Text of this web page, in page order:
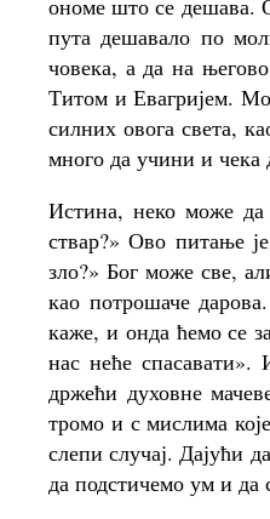
ономе што се дешава.
пута дешавало по
човека, а да на
Титом и Евагријем.
силних овога света,
много да учини и чека
Истина, неко може
ствар?» Ово питање
зло?» Бог може све,
као потрошаче
каже, и онда ћемо се
нас неће
држећи духовне
тромо и с мислима
слепи случај. Дајући
да подстичемо ум и да